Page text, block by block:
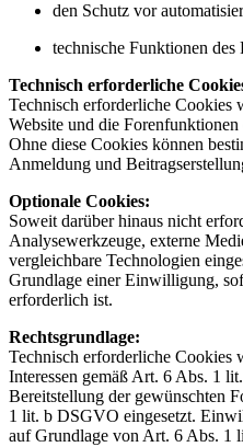
den Schutz vor
technische Funktionen des
Technisch erforderliche
Technisch erforderliche Cookies
Website und die
Ohne diese Cookies können
Anmeldung und
Optionale Cookies:
Soweit darüber hinaus nicht
Analysewerkzeuge, externe
vergleichbare Technologien
Grundlage einer Einwilligung,
erforderlich ist.
Rechtsgrundlage:
Technisch erforderliche Cookies
Interessen gemäß Art. 6 Abs. 1
Bereitstellung der gewünschten
1 lit. b DSGVO eingesetzt.
auf Grundlage von Art. 6 Abs. 1